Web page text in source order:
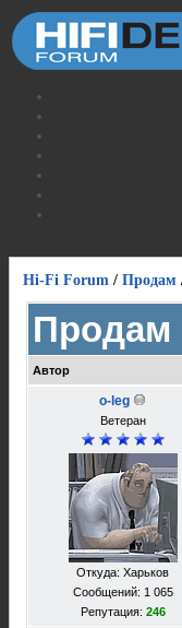
Hi-Fi Forum / Продам
Продам
Автор
o-leg
Ветеран
Откуда: Харьков
Сообщений: 1 065
Репутация: 246